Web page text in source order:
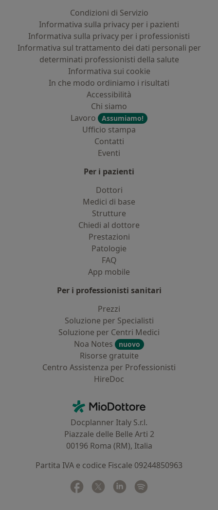
Condizioni di Servizio
Informativa sulla privacy per i pazienti
Informativa sulla privacy per i professionisti
Informativa sul trattamento dei dati personali per
determinati professionisti della salute
Informativa sui cookie
In che modo ordiniamo i risultati
Accessibilità
Chi siamo
Lavoro
Assumiamo!
Ufficio stampa
Contatti
Eventi
Per i pazienti
Dottori
Medici di base
Strutture
Chiedi al dottore
Prestazioni
Patologie
FAQ
App mobile
Per i professionisti sanitari
Prezzi
Soluzione per Specialisti
Soluzione per Centri Medici
Noa Notes
nuovo
Risorse gratuite
Centro Assistenza per Professionisti
HireDoc
MioDottore - Homepage
Docplanner Italy S.r.l.
Piazzale delle Belle Arti 2
00196 Roma (RM), Italia
Partita IVA e codice Fiscale 09244850963
Facebook
si apre in una nuova scheda
Twitter
si apre in una nuova scheda
Linkedin
si apre in una nuova